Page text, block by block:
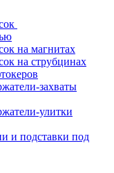
на магнитах
на струбцинах
захваты
улитки
и подставки под